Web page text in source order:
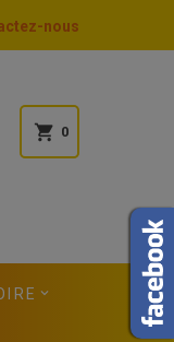
nous
shopping_cart 0